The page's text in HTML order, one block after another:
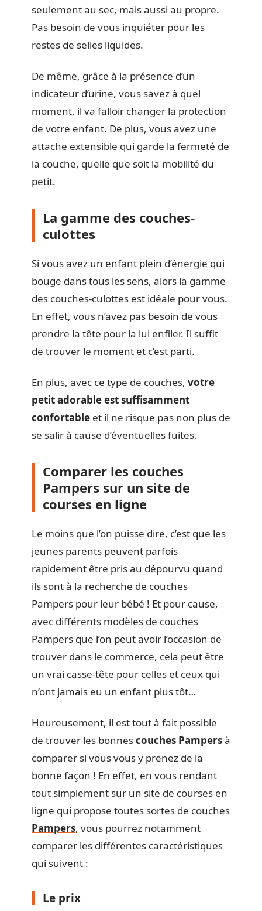
seulement au sec, mais aussi au propre.
Pas besoin de vous inquiéter pour les
restes de selles liquides.
De même, grâce à la présence d’un
indicateur d’urine, vous savez à quel
moment, il va falloir changer la protection
de votre enfant. De plus, vous avez une
attache extensible qui garde la fermeté de
la couche, quelle que soit la mobilité du
petit.
La gamme des couches-
culottes
Si vous avez un enfant plein d’énergie qui
bouge dans tous les sens, alors la gamme
des couches-culottes est idéale pour vous.
En effet, vous n’avez pas besoin de vous
prendre la tête pour la lui enfiler. Il suffit
de trouver le moment et c’est parti.
En plus, avec ce type de couches, votre
petit adorable est suffisamment
confortable et il ne risque pas non plus de
se salir à cause d’éventuelles fuites.
Comparer les couches
Pampers sur un site de
courses en ligne
Le moins que l’on puisse dire, c’est que les
jeunes parents peuvent parfois
rapidement être pris au dépourvu quand
ils sont à la recherche de couches
Pampers pour leur bébé ! Et pour cause,
avec différents modèles de couches
Pampers que l’on peut avoir l’occasion de
trouver dans le commerce, cela peut être
un vrai casse-tête pour celles et ceux qui
n’ont jamais eu un enfant plus tôt…
Heureusement, il est tout à fait possible
de trouver les bonnescouches Pampersà
comparer si vous vous y prenez de la
bonne façon ! En effet, en vous rendant
tout simplement sur un site de courses en
ligne qui propose toutes sortes de couches
Pampers, vous pourrez notamment
comparer les différentes caractéristiques
qui suivent :
Le prix